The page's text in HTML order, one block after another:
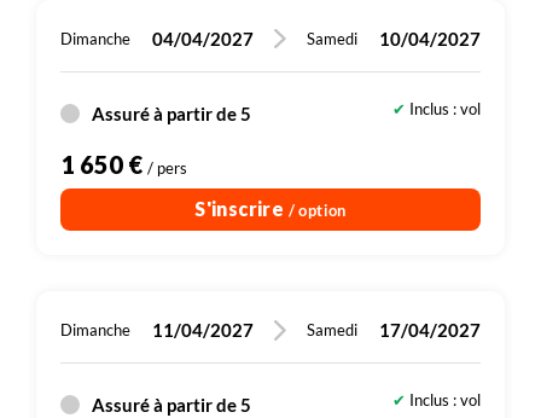
Dimanche 04/04/2027 Samedi 10/04/2027
Assuré à partir de 5 Inclus : vol
1 650 € / pers
S'inscrire / option
Dimanche 11/04/2027 Samedi 17/04/2027
Assuré à partir de 5 Inclus : vol